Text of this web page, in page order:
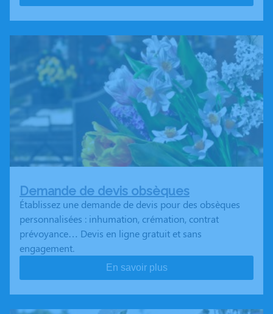
Demande de devis obsèques
Établissez une demande de devis pour des obsèques
personnalisées : inhumation, crémation, contrat
prévoyance… Devis en ligne gratuit et sans
engagement.
En savoir plus